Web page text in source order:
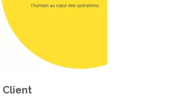
Client